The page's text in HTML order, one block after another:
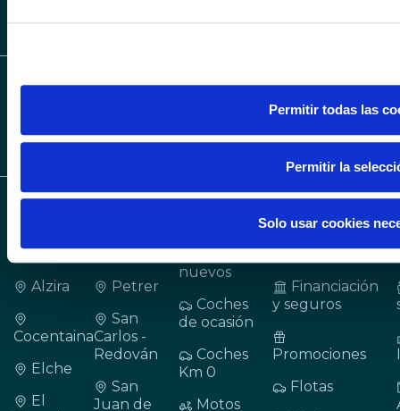
Permitir todas las
Permitir la
Solo usar cookies
SÍGUENOS EN
Alicante
Alzira
Cocentaina
Elche
El
Gandia
Petrer
San
Carlos -
Redován
San
Juan de
Coches
nuevos
Coches
de ocasión
Coches
Km 0
Motos
Cita taller
Financiación
y seguros
Promociones
Flotas